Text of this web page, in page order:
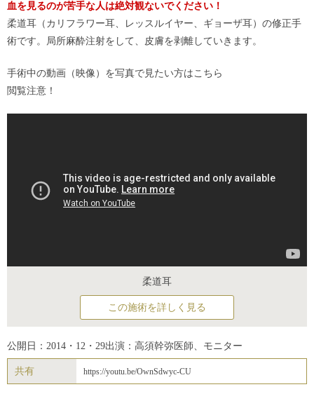
血を見るのが苦手な人は絶対観ないでください！
柔道耳（カリフラワー耳、レッスルイヤー、ギョーザ耳）の修正手
術です。局所麻酔注射をして、皮膚を剥離していきます。
手術中の動画（映像）を写真で見たい方はこちら
閲覧注意！
柔道耳
この施術を詳しく見る
公開日：2014・12・29出演：高須幹弥医師、モニター
共有 https://youtu.be/OwnSdwyc-CU